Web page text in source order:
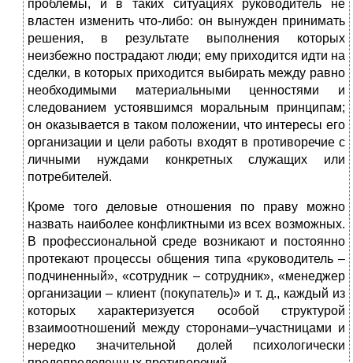
проблемы, и в таких ситуациях руководитель не
властен изменить что-либо: он вынужден принимать
решения, в результате выполнения которых
неизбежно пострадают люди; ему приходится идти на
сделки, в которых приходится выбирать между равно
необходимыми материальными ценностями и
следованием устоявшимся моральным принципам;
он оказывается в таком положении, что интересы его
организации и цели работы входят в противоречие с
личными нуждами конкретных служащих или
потребителей.
Кроме того деловые отношения по праву можно
назвать наиболее конфликтными из всех возможных.
В профессиональной среде возникают и постоянно
протекают процессы общения типа «руководитель –
подчиненный», «сотрудник – сотрудник», «менеджер
организации – клиент (покупатель)» и т. д., каждый из
которых характеризуется особой структурой
взаимоотношений между сторонами–участницами и
нередко значительной долей психологически